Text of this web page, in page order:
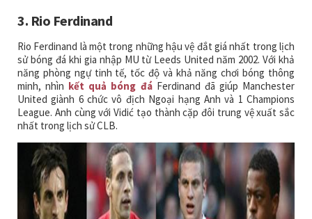
3. Rio Ferdinand
Rio Ferdinand là một trong những hậu vệ đắt giá nhất trong lịch
sử bóng đá khi gia nhập MU từ Leeds United năm 2002. Với khả
năng phòng ngự tinh tế, tốc độ và khả năng chơi bóng thông
minh, nhìn kết quả bóng đáFerdinand đã giúp Manchester
United giành 6 chức vô địch Ngoại hạng Anh và 1 Champions
League. Anh cùng với Vidić tạo thành cặp đôi trung vệ xuất sắc
nhất trong lịch sử CLB.